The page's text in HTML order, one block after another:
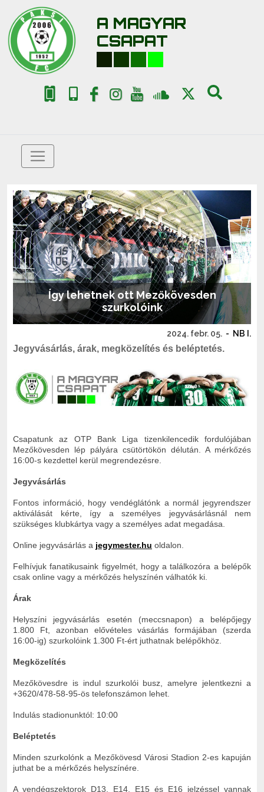
A MAGYAR
CSAPAT
Így lehetnek ott Mezőkövesden
szurkolóink
2024. febr. 05. - NB I.
Jegyvásárlás, árak, megközelítés és beléptetés.
Csapatunk az OTP Bank Liga tizenkilencedik fordulójában
Mezőkövesden lép pályára csütörtökön délután. A mérkőzés
16:00-s kezdettel kerül megrendezésre.
Jegyvásárlás
Fontos információ, hogy vendéglátónk a normál jegyrendszer
aktiválását kérte, így a személyes jegyvásárlásnál nem
szükséges klubkártya vagy a személyes adat megadása.
Online jegyvásárlás a jegymester.hu oldalon.
Felhívjuk fanatikusaink figyelmét, hogy a találkozóra a belépők
csak online vagy a mérkőzés helyszínén válhatók ki.
Árak
Helyszíni jegyvásárlás esetén (meccsnapon) a belépőjegy
1.800 Ft, azonban elővételes vásárlás formájában (szerda
16:00-ig) szurkolóink 1.300 Ft-ért juthatnak belépőkhöz.
Megközelítés
Mezőkövesdre is indul szurkolói busz, amelyre jelentkezni a
+3620/478-58-95-ös telefonszámon lehet.
Indulás stadionunktól: 10:00
Beléptetés
Minden szurkolónk a Mezőkövesd Városi Stadion 2-es kapuján
juthat be a mérkőzés helyszínére.
A vendégszektorok D13, E14, E15 és E16 jelzéssel vannak